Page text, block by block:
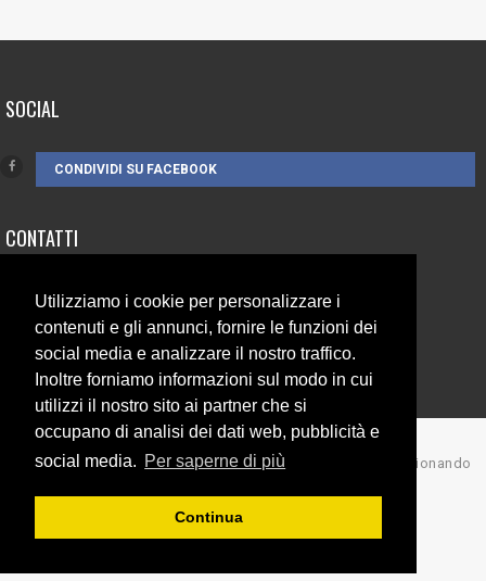
Utilizziamo i cookie per personalizzare i
contenuti e gli annunci, fornire le funzioni dei
social media e analizzare il nostro traffico.
Inoltre forniamo informazioni sul modo in cui
utilizzi il nostro sito ai partner che si
occupano di analisi dei dati web, pubblicità e
social media. Per saperne di più
Continua
SOCIAL
CONDIVIDI SU FACEBOOK
CONTATTI
3385262752
info@campionando.it
© Copyright 2017 Campionando